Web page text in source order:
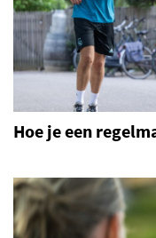
Hoe je een